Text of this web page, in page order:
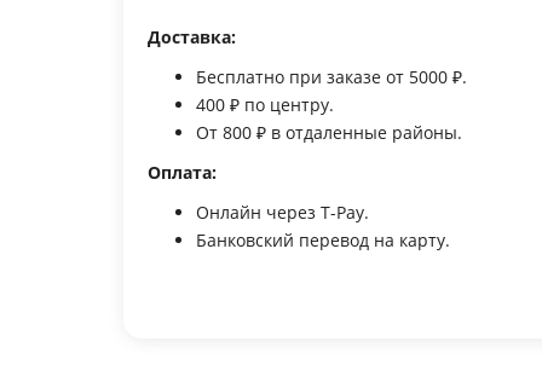
Доставка:
Бесплатно при заказе от 5000 ₽.
400 ₽ по центру.
От 800 ₽ в отдаленные районы.
Оплата:
Онлайн через T-Pay.
Банковский перевод на карту.